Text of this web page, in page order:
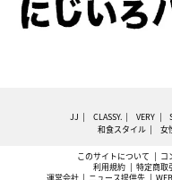
JJ CLASSY. VERY
和食スタイル
女
このサイトについて コ
利用規約
特定商取
運営会社
ニュース提供先